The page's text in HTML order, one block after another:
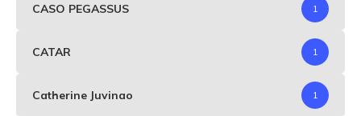
CASO PEGASSUS 1
CATAR 1
Catherine Juvinao 1